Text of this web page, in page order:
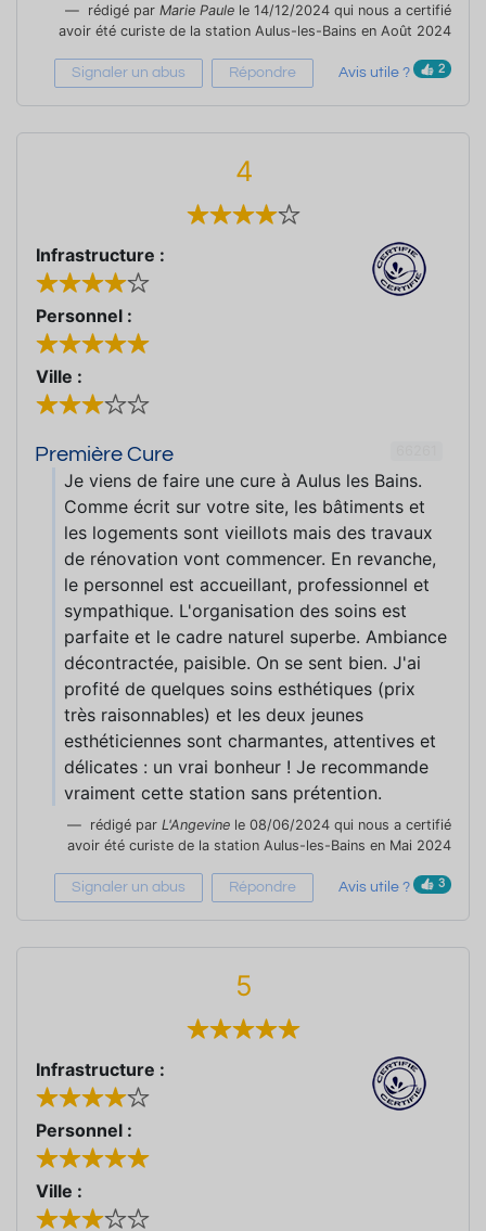
rédigé par Marie Paule le 14/12/2024 qui nous a certifié
avoir été curiste de la station Aulus-les-Bains en Août 2024
Signaler un abus Répondre Avis utile ? 2
4
Infrastructure :
Personnel :
Ville :
Première Cure
Je viens de faire une cure à Aulus les Bains.
Comme écrit sur votre site, les bâtiments et
les logements sont vieillots mais des travaux
de rénovation vont commencer. En revanche,
le personnel est accueillant, professionnel et
sympathique. L'organisation des soins est
parfaite et le cadre naturel superbe. Ambiance
décontractée, paisible. On se sent bien. J'ai
profité de quelques soins esthétiques (prix
très raisonnables) et les deux jeunes
esthéticiennes sont charmantes, attentives et
délicates : un vrai bonheur ! Je recommande
vraiment cette station sans prétention.
rédigé par L'Angevine le 08/06/2024 qui nous a certifié
avoir été curiste de la station Aulus-les-Bains en Mai 2024
Signaler un abus Répondre Avis utile ? 3
5
Infrastructure :
Personnel :
Ville :